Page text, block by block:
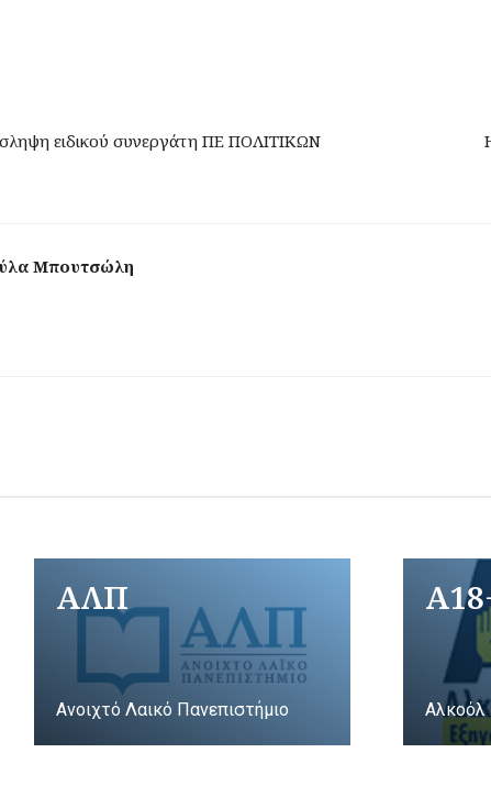
ειδικού συνεργάτη ΠΕ ΠΟΛΙΤΙΚΩΝ
Μπουτσώλη
ΑΛΠ
Ανοιχτό Λαικό Πανεπιστήμιο Αλκοόλ